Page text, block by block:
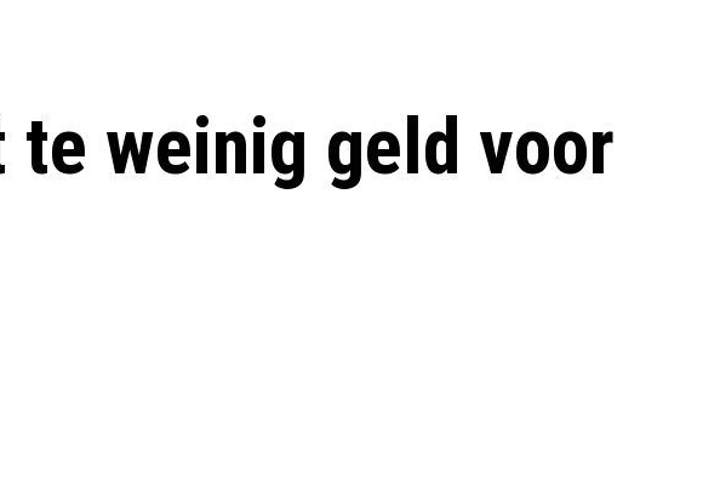
weinig geld voor